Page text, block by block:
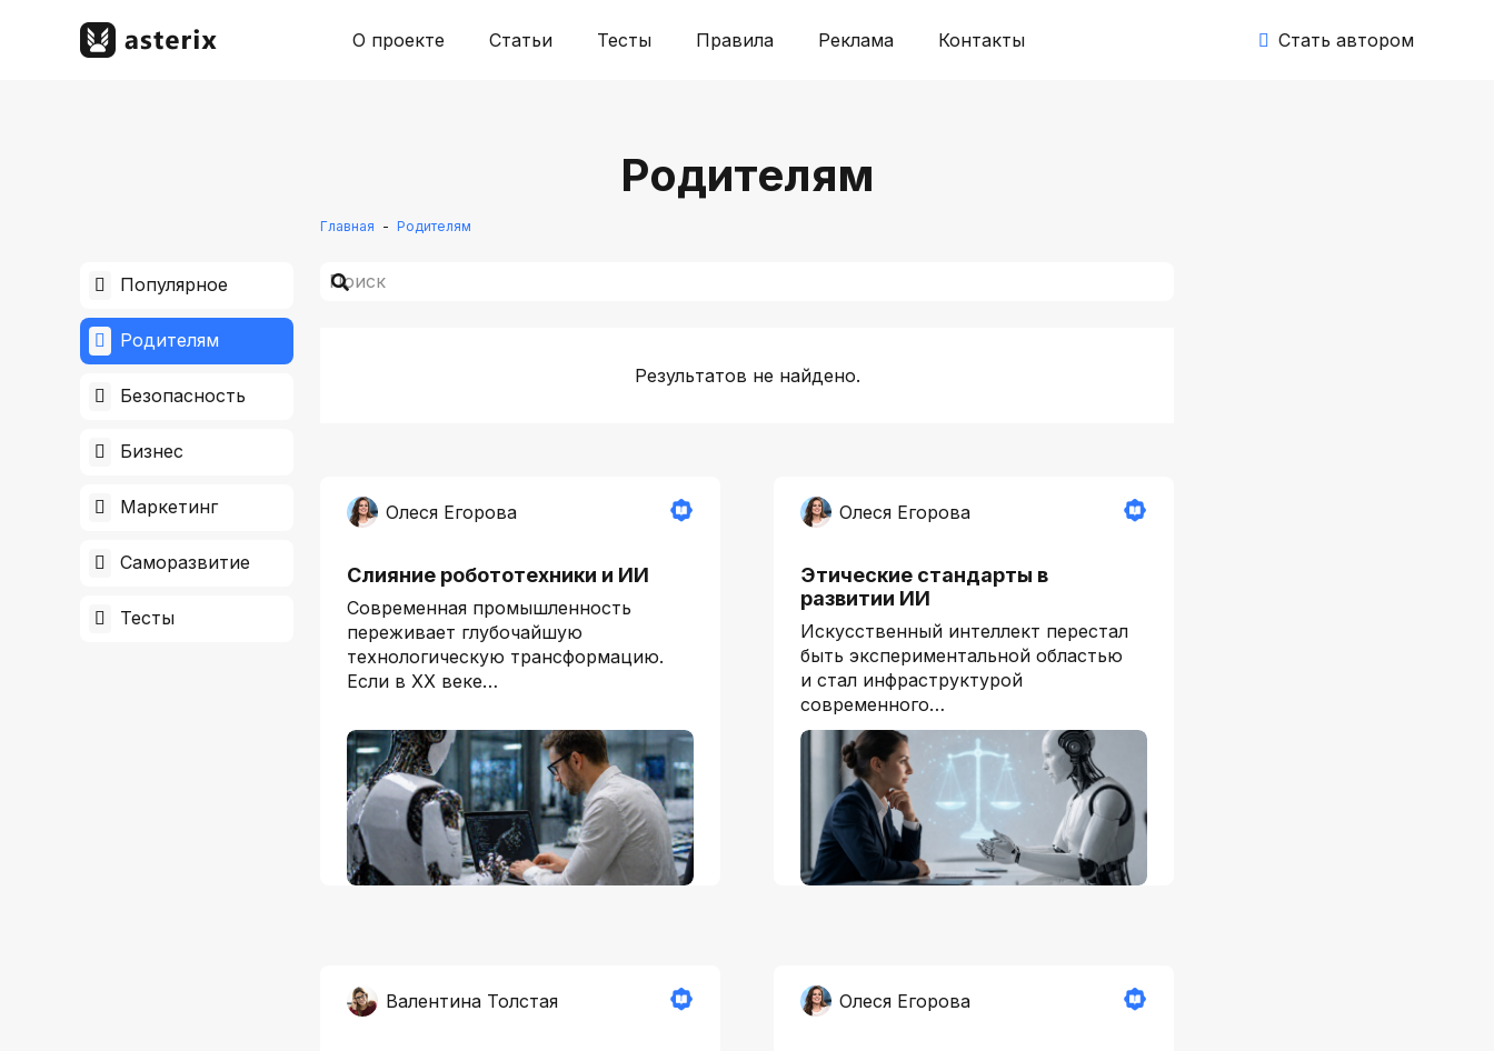
О проекте Статьи Тесты Правила Реклама Контакты Cтать автором
Родителям
Главная - Родителям
Популярное
Родителям
Безопасность
Бизнес
Маркетинг
Саморазвитие
Тесты
Результатов не найдено.
Олеся Егорова
Слияние робототехники и ИИ
Современная промышленность
переживает глубочайшую
технологическую трансформацию.
Если в XX веке…
Олеся Егорова
Этические стандарты в
развитии ИИ
Искусственный интеллект перестал
быть экспериментальной областью
и стал инфраструктурой
современного…
Валентина Толстая Олеся Егорова